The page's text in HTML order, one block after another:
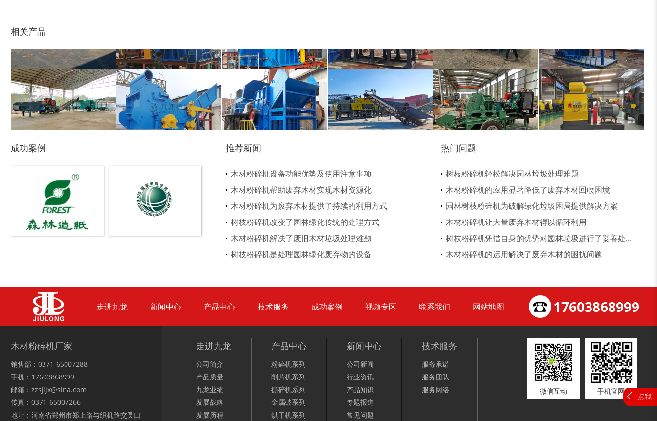
相关产品
秸秆沼气处理设备... 废旧汽车破碎机 摩托车破碎机 自行车破碎机 稻草揉丝机 易拉罐破碎机
彩钢瓦破碎机 大型铡草机 木屑粉碎机 水滴式粉碎机
气流烘干机 转筒烘干机 锯末烘干机 秸秆烘干机
盘式削片机 生物质秸秆破碎机...
成功案例 推荐新闻
木材粉碎机设备功能优势及使用注意事项
木材粉碎机帮助废弃木材实现木材资源化
木材粉碎机为废弃木材提供了持续的利用方式
树枝粉碎机改变了园林绿化传统的处理方式
木材粉碎机解决了废旧木材垃圾处理难题
树枝粉碎机是处理园林绿化废弃物的设备
热门问题
树枝粉碎机轻松解决园林垃圾处理难题
木材粉碎机的应用显著降低了废弃木材回收困境
园林树枝粉碎机为破解绿化垃圾困局提供解决方案
木材粉碎机让大量废弃木材得以循环利用
树枝粉碎机凭借自身的优势对园林垃圾进行了妥善处...
木材粉碎机的运用解决了废弃木材的困扰问题
走进九龙 新闻中心 产品中心 技术服务 成功案例 视频专区 联系我们 网站地图 17603868999
木材粉碎机厂家
销售部：0371-65007288
手机：17603868999
邮箱：zzsjljx@sina.com
传真：0371-65007266
地址：河南省郑州市郑上路与织机路交叉口
走进九龙
公司简介
产品质量
九龙业绩
发展战略
发展历程
产品中心
粉碎机系列
削片机系列
撕碎机系列
金属破系列
烘干机系列
新闻中心
公司新闻
行业资讯
产品知识
专题报道
常见问题
技术服务
服务承诺
服务团队
服务网络
微信互动 手机官网
点我